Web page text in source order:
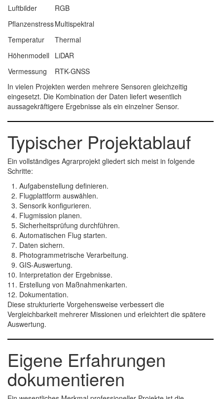
Luftbilder
RGB
PflanzenstressMultispektral
Temperatur
Thermal
Höhenmodell
LiDAR
Vermessung
RTK-GNSS
In vielen Projekten werden mehrere Sensoren gleichzeitig
eingesetzt. Die Kombination der Daten liefert wesentlich
aussagekräftigere Ergebnisse als ein einzelner Sensor.
Typischer Projektablauf
Ein vollständiges Agrarprojekt gliedert sich meist in folgende
Schritte:
Aufgabenstellung definieren.
Flugplattform auswählen.
Sensorik konfigurieren.
Flugmission planen.
Sicherheitsprüfung durchführen.
Automatischen Flug starten.
Daten sichern.
Photogrammetrische Verarbeitung.
GIS-Auswertung.
Interpretation der Ergebnisse.
Erstellung von Maßnahmenkarten.
Dokumentation.
Diese strukturierte Vorgehensweise verbessert die
Vergleichbarkeit mehrerer Missionen und erleichtert die spätere
Auswertung.
Eigene Erfahrungen
dokumentieren